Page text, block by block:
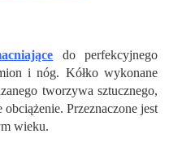
do perfekcyjnego
i nóg. Kółko wykonane
tworzywa sztucznego,
Przeznaczone jest
wieku.